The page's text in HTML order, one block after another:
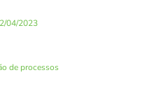
04/2023
de processos